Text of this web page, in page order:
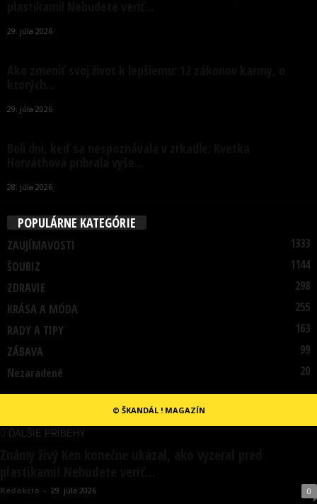
29. júla 2026
29. júla 2026
28. júla 2026
POPULÁRNE KATEGÓRIE
ZAUJÍMAVOSTI
1333
ŠOUBIZ
1144
ZDRAVIE
298
KRÁSA A MÓDA
255
RADY A TIPY
163
ZÁBAVA
99
Nezaradené
20
© ŠKANDÁL ! MAGAZÍN
ĎALŠIE PRÍBEHY
Redakcia - 29. júla 2026 0